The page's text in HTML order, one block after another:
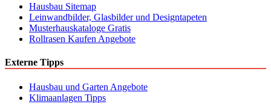
Hausbau Sitemap
Leinwandbilder, Glasbilder und Designtapeten
Musterhauskataloge Gratis
Rollrasen Kaufen Angebote
Externe Tipps
Hausbau und Garten Angebote
Klimaanlagen Tipps